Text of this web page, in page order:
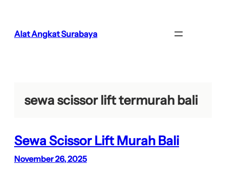
konten
Alat Angkat Surabaya
sewa scissor lift termurah bali
Sewa Scissor Lift Murah Bali
November 26, 2025